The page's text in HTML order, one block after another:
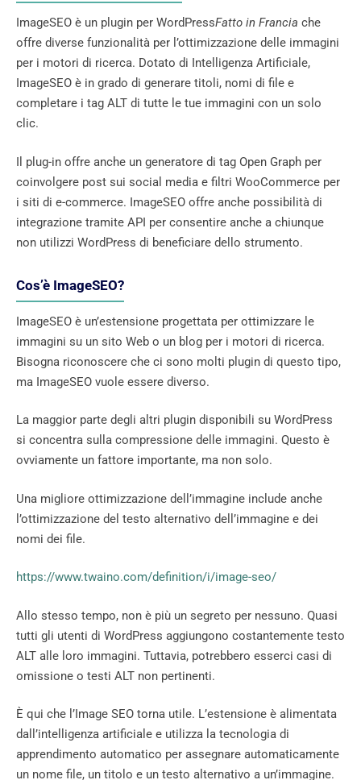
ImageSEO è un plugin per WordPressFatto in Francia che
offre diverse funzionalità per l’ottimizzazione delle immagini
per i motori di ricerca. Dotato di Intelligenza Artificiale,
ImageSEO è in grado di generare titoli, nomi di file e
completare i tag ALT di tutte le tue immagini con un solo
clic.
Il plug-in offre anche un generatore di tag Open Graph per
coinvolgere post sui social media e filtri WooCommerce per
i siti di e-commerce. ImageSEO offre anche possibilità di
integrazione tramite API per consentire anche a chiunque
non utilizzi WordPress di beneficiare dello strumento.
Cos’è ImageSEO?
ImageSEO è un’estensione progettata per ottimizzare le
immagini su un sito Web o un blog per i motori di ricerca.
Bisogna riconoscere che ci sono molti plugin di questo tipo,
ma ImageSEO vuole essere diverso.
La maggior parte degli altri plugin disponibili su WordPress
si concentra sulla compressione delle immagini. Questo è
ovviamente un fattore importante, ma non solo.
Una migliore ottimizzazione dell’immagine include anche
l’ottimizzazione del testo alternativo dell’immagine e dei
nomi dei file.
https://www.twaino.com/definition/i/image-seo/
Allo stesso tempo, non è più un segreto per nessuno. Quasi
tutti gli utenti di WordPress aggiungono costantemente testo
ALT alle loro immagini. Tuttavia, potrebbero esserci casi di
omissione o testi ALT non pertinenti.
È qui che l’Image SEO torna utile. L’estensione è alimentata
dall’intelligenza artificiale e utilizza la tecnologia di
apprendimento automatico per assegnare automaticamente
un nome file, un titolo e un testo alternativo a un’immagine.